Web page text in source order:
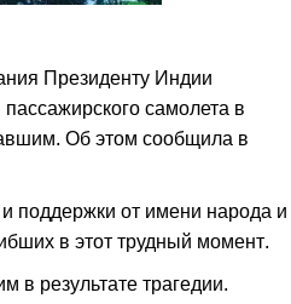
Президенту Индии
самолета в
Об этом сообщила в
поддержки от имени народа и
в этот трудный момент.
в результате трагедии.